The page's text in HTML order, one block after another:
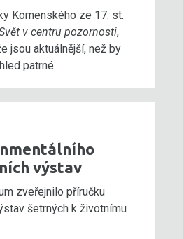
Komenského ze 17. st.
v centru pozornosti,
jsou aktuálnější, než by
patrné.
výstav
zveřejnilo příručku
šetrných k životnímu